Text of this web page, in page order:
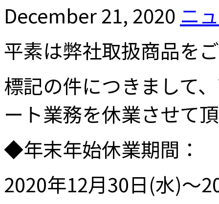
December 21, 2020 ニ
平素は弊社取扱商品を
標記の件につきまして
ート業務を休業させて
◆年末年始休業期間：
2020年12月30日(水)～